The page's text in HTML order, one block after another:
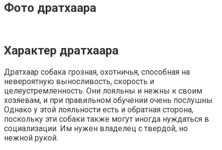
Фото дратхаара
Характер дратхаара
Дратхаар собака грозная, охотничья, способная на
невероятную выносливость, скорость и
целеустремленность. Они лояльны и нежны к своим
хозяевам, и при правильном обучении очень послушны.
Однако у этой лояльности есть и обратная сторона,
поскольку эти собаки также могут иногда нуждаться в
социализации. Им нужен владелец с твердой, но
нежной рукой.